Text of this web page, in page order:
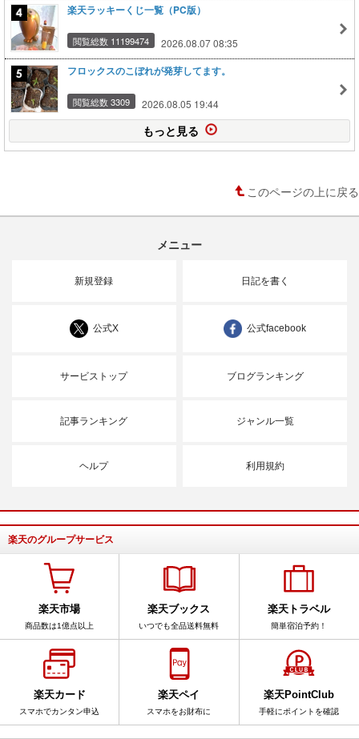
楽天ラッキーくじ一覧（PC版）
閲覧総数 11199474 2026.08.07 08:35
フロックスのこぼれが発芽してます。
閲覧総数 3309 2026.08.05 19:44
もっと見る
このページの上に戻る
メニュー
新規登録 日記を書く
公式X 公式facebook
サービストップ ブログランキング
記事ランキング ジャンル一覧
ヘルプ 利用規約
楽天のグループサービス
楽天市場
商品数は1億点以上
楽天ブックス
いつでも全品送料無料
楽天トラベル
簡単宿泊予約！
楽天カード
スマホでカンタン申込
楽天ペイ
スマホをお財布に
楽天PointClub
手軽にポイントを確認